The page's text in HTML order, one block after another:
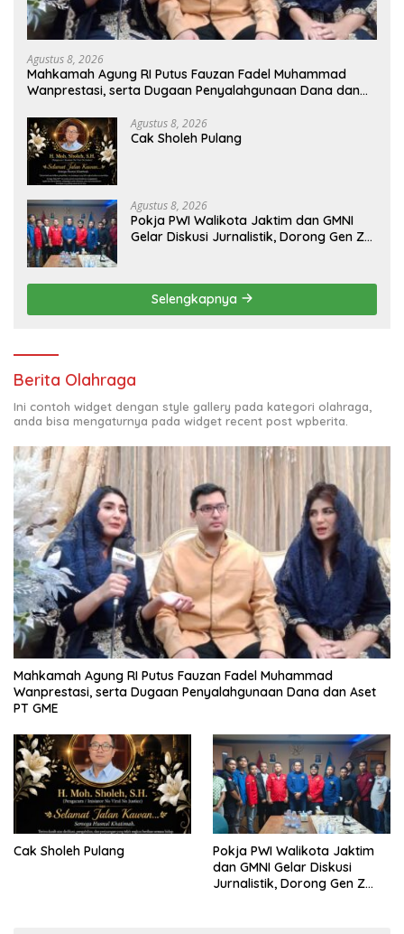
Agustus 8, 2026
Mahkamah Agung RI Putus Fauzan Fadel Muhammad
Wanprestasi, serta Dugaan Penyalahgunaan Dana dan
Agustus 8, 2026
Cak Sholeh Pulang
Agustus 8, 2026
Pokja PWI Walikota Jaktim dan GMNI
Gelar Diskusi Jurnalistik, Dorong Gen Z
Selengkapnya
Berita Olahraga
Ini contoh widget dengan style gallery pada kategori olahraga,
anda bisa mengaturnya pada widget recent post wpberita.
Mahkamah Agung RI Putus Fauzan Fadel Muhammad
Wanprestasi, serta Dugaan Penyalahgunaan Dana dan Aset
PT GME
Cak Sholeh Pulang
Pokja PWI Walikota Jaktim
dan GMNI Gelar Diskusi
Jurnalistik, Dorong Gen Z